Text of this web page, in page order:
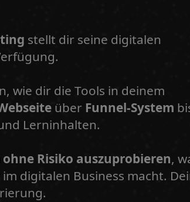
stellt dir seine digitalen
wie dir die Tools in deinem
über Funnel-System
Lerninhalten.
Risiko auszuprobieren,
digitalen Business macht.